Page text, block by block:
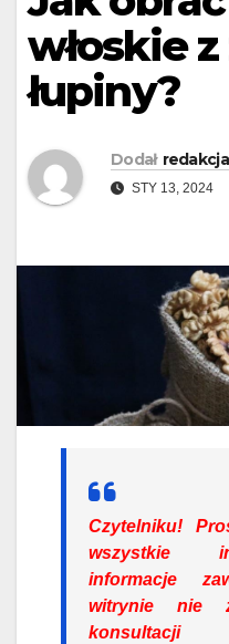
włoskie
łupiny?
Dodał redakcja
STY 13, 2024
Czytelniku!
wszystkie
informacje
witrynie nie